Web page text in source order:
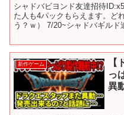
シャドバビヨンド友達招待
た人も4パックもらえます。ど
う？ｗ） 7/20~シャドバギル
新作ゲーム
【
っ
異